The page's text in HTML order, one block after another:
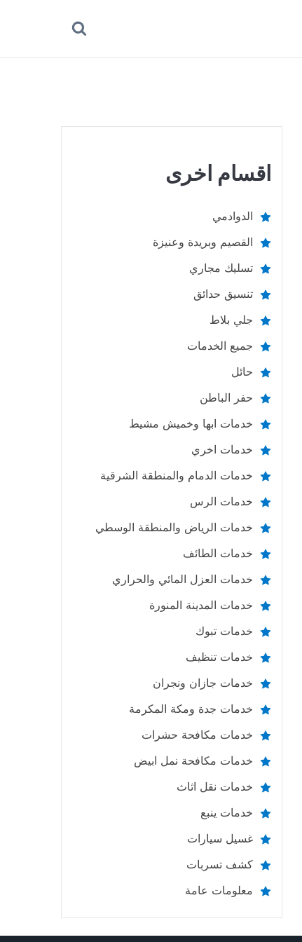
اقسام اخرى
الدوادمي
القصيم وبريدة وعنيزة
تسليك مجاري
تنسيق حدائق
جلي بلاط
جميع الخدمات
حائل
حفر الباطن
خدمات ابها وخميش مشيط
خدمات اخري
خدمات الدمام والمنطقة الشرقية
خدمات الرس
خدمات الرياض والمنطقة الوسطي
خدمات الطائف
خدمات العزل المائي والحراري
خدمات المدينة المنورة
خدمات تبوك
خدمات تنظيف
خدمات جازان ونجران
خدمات جدة ومكة المكرمة
خدمات مكافحة حشرات
خدمات مكافحة نمل ابيض
خدمات نقل اثاث
خدمات ينبع
غسيل سيارات
كشف تسربات
معلومات عامة